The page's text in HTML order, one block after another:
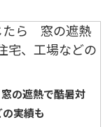
の遮熱で酷暑対
実績も